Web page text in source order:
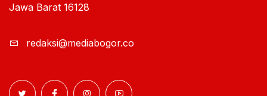
Jawa Barat 16128
redaksi@mediabogor.co